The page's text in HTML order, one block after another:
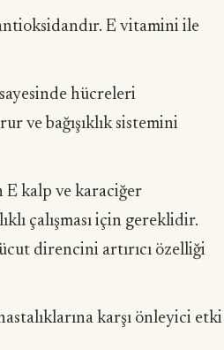
E vitamini ile
hücreleri
ve bağı­şıklık sistemini
E kalp ve karaciğer
çalış­ması için gereklidir.
direncini artırıcı özelliği
karşı önleyici etki